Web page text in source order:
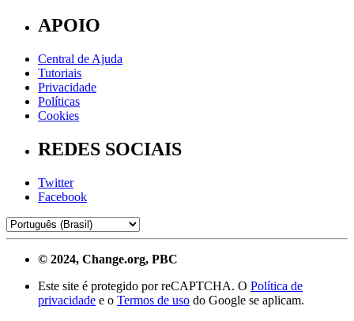
APOIO
Central de Ajuda
Tutoriais
Privacidade
Políticas
Cookies
REDES SOCIAIS
Twitter
Facebook
© 2024, Change.org, PBC
Este site é protegido por reCAPTCHA. O Política de
privacidade e o Termos de uso do Google se aplicam.